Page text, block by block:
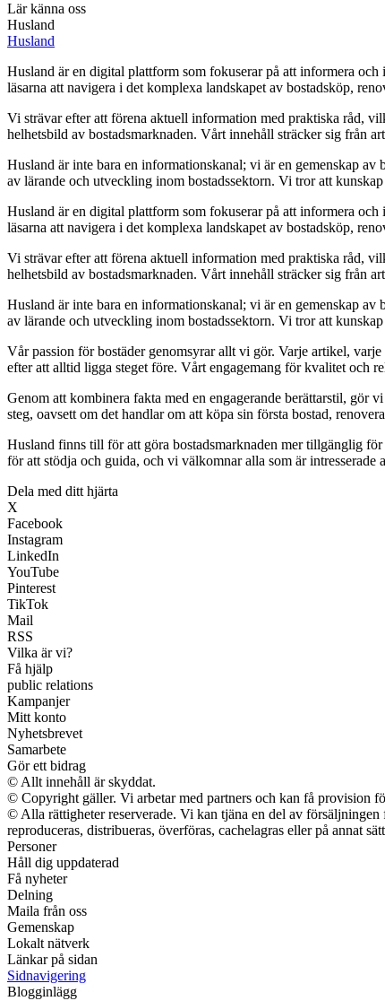
Lär känna oss
Husland
Husland
Husland är en digital plattform som fokuserar på att informera
läsarna att navigera i det komplexa landskapet av bostadsköp,
Vi strävar efter att förena aktuell information med praktiska råd,
helhetsbild av bostadsmarknaden. Vårt innehåll sträcker sig från
Husland är inte bara en informationskanal; vi är en gemenskap
av lärande och utveckling inom bostadssektorn. Vi tror att
Husland är en digital plattform som fokuserar på att informera
läsarna att navigera i det komplexa landskapet av bostadsköp,
Vi strävar efter att förena aktuell information med praktiska råd,
helhetsbild av bostadsmarknaden. Vårt innehåll sträcker sig från
Husland är inte bara en informationskanal; vi är en gemenskap
av lärande och utveckling inom bostadssektorn. Vi tror att
Vår passion för bostäder genomsyrar allt vi gör. Varje artikel,
efter att alltid ligga steget före. Vårt engagemang för kvalitet och
Genom att kombinera fakta med en engagerande berättarstil, gör
steg, oavsett om det handlar om att köpa sin första bostad,
Husland finns till för att göra bostadsmarknaden mer tillgänglig
för att stödja och guida, och vi välkomnar alla som är intresserade
Dela med ditt hjärta
X
Facebook
Instagram
LinkedIn
YouTube
Pinterest
TikTok
Mail
RSS
Vilka är vi?
Få hjälp
public relations
Kampanjer
Mitt konto
Nyhetsbrevet
Samarbete
Gör ett bidrag
© Allt innehåll är skyddat.
© Copyright gäller. Vi arbetar med partners och kan få provision
© Alla rättigheter reserverade. Vi kan tjäna en del av
reproduceras, distribueras, överföras, cachelagras eller på annat
Personer
Håll dig uppdaterad
Få nyheter
Delning
Maila från oss
Gemenskap
Lokalt nätverk
Länkar på sidan
Sidnavigering
Blogginlägg